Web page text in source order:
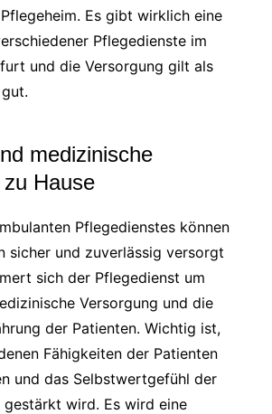
Es gibt wirklich eine
Pflegedienste im
und die Versorgung gilt als
medizinische
Hause
Pflegedienstes können
sicher und zuverlässig versorgt
sich der Pflegedienst um
Versorgung und die
der Patienten. Wichtig ist,
Fähigkeiten der Patienten
und das Selbstwertgefühl der
wird. Es wird eine